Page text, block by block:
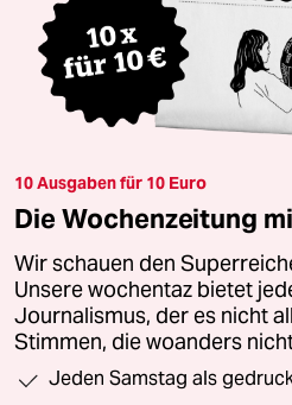
10 Ausgaben für 10 Euro
Die Wochenzeitung
Wir schauen den
Unsere wochentaz bietet
Journalismus, der es nicht
Stimmen, die woanders
Jeden Samstag als